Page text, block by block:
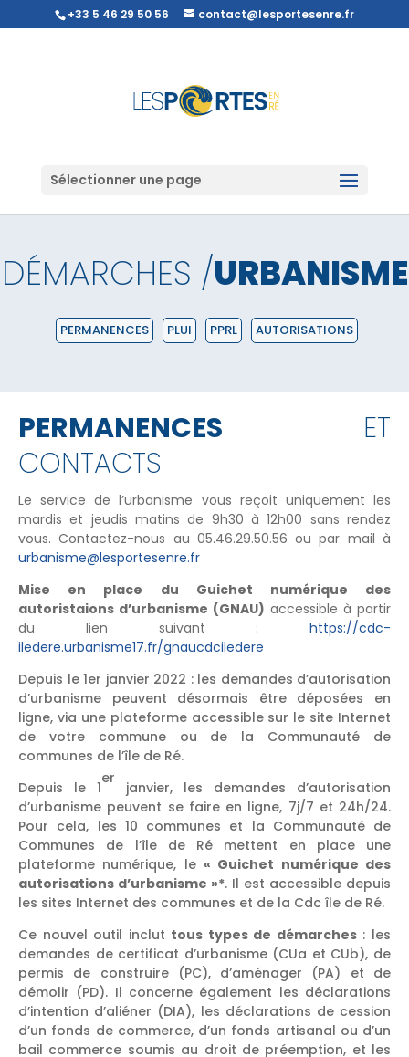
+33 5 46 29 50 56 contact@lesportesenre.fr
Sélectionner une page
DÉMARCHES /URBANISME
PERMANENCES PLUI PPRL AUTORISATIONS
PERMANENCES ET
CONTACTS
Le service de l’urbanisme vous reçoit uniquement les
mardis et jeudis matins de 9h30 à 12h00 sans rendez
vous. Contactez-nous au 05.46.29.50.56 ou par mail à
urbanisme@lesportesenre.fr
Mise en place du Guichet numérique des
autoristaions d’urbanisme (GNAU) accessible à partir
du lien suivant : https://cdc-
iledere.urbanisme17.fr/gnaucdciledere
Depuis le 1er janvier 2022 : les demandes d’autorisation
d’urbanisme peuvent désormais être déposées en
ligne, via une plateforme accessible sur le site Internet
de votre commune ou de la Communauté de
communes de l’île de Ré.
Depuis le 1
er
janvier, les demandes d’autorisation
d’urbanisme peuvent se faire en ligne, 7j/7 et 24h/24.
Pour cela, les 10 communes et la Communauté de
Communes de l’île de Ré mettent en place une
plateforme numérique, le « Guichet numérique des
autorisations d’urbanisme »*. Il est accessible depuis
les sites Internet des communes et de la Cdc île de Ré.
Ce nouvel outil inclut tous types de démarches: les
demandes de certificat d’urbanisme (CUa et CUb), de
permis de construire (PC), d’aménager (PA) et de
démolir (PD). Il concerne également les déclarations
d’intention d’aliéner (DIA), les déclarations de cession
d’un fonds de commerce, d’un fonds artisanal ou d’un
bail commerce soumis au droit de préemption, et les